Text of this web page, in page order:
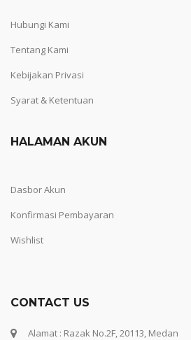
Hubungi Kami
Tentang Kami
Kebijakan Privasi
Syarat & Ketentuan
HALAMAN AKUN
Dasbor Akun
Konfirmasi Pembayaran
Wishlist
CONTACT US
Alamat : Razak No.2F, 20113, Medan